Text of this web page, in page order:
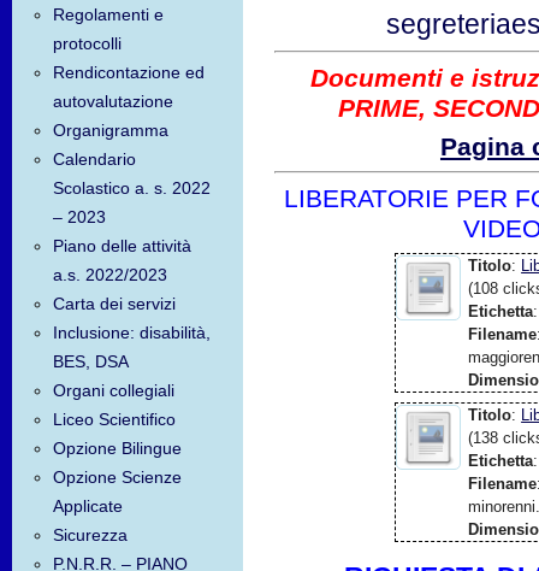
Regolamenti e
protocolli
Rendicontazione ed
autovalutazione
Organigramma
Calendario
Scolastico a. s. 2022
– 2023
Piano delle attività
a.s. 2022/2023
Carta dei servizi
Inclusione: disabilità,
BES, DSA
Organi collegiali
Liceo Scientifico
Opzione Bilingue
Opzione Scienze
Applicate
Sicurezza
P.N.R.R. – PIANO
Documenti e
PRIME,
Pagina
LIBERATORIE PER
Titolo:
(108
Etichetta:
Filename
Titolo:
(138
Etichetta:
Filename